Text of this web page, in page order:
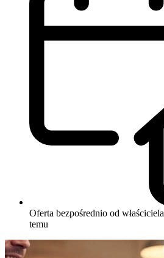
Oferta bezpośrednio od właściciela
temu